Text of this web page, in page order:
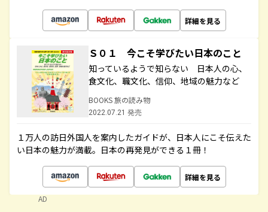
詳細を見る
Ｓ０１ 今こそ学びたい日本のこと
知っているようで知らない 日本人の心、
食文化、職文化、信仰、地域の魅力など
BOOKS 旅の読み物
2022.07.21 発売
１万人の訪日外国人を案内したガイドが、日本人にこそ伝えた
い日本の魅力が満載。日本の再発見ができる１冊！
詳細を見る
AD